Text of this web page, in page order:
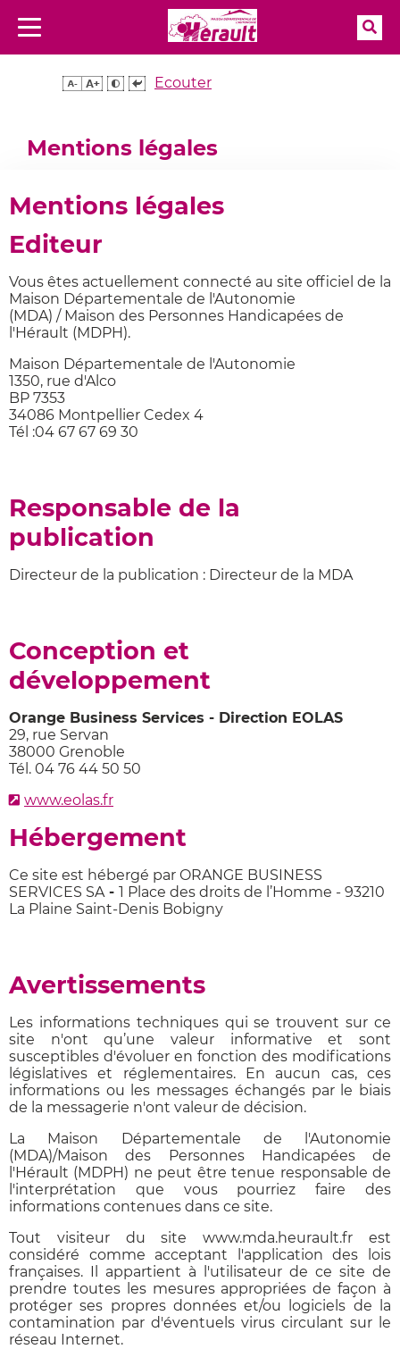
Aller à la recherche
Menu
Mentions légales
Mentions légales
Ecouter
Mentions légales
Editeur
Vous êtes actuellement connecté au site officiel de la
Maison Départementale de l'Autonomie
(MDA) / Maison des Personnes Handicapées de
l'Hérault (MDPH).
Maison Départementale de l'Autonomie
1350, rue d'Alco
BP 7353
34086 Montpellier Cedex 4
Tél :04 67 67 69 30
Responsable de la
publication
Directeur de la publication : Directeur de la MDA
Conception et
développement
Orange Business Services - Direction EOLAS
29, rue Servan
38000 Grenoble
Tél. 04 76 44 50 50
www.eolas.fr
Hébergement
Ce site est hébergé par ORANGE BUSINESS
SERVICES SA- 1 Place des droits de l’Homme - 93210
La Plaine Saint-Denis Bobigny
Avertissements
Les informations techniques qui se trouvent sur ce
site n'ont qu’une valeur informative et sont
susceptibles d'évoluer en fonction des modifications
législatives et réglementaires. En aucun cas, ces
informations ou les messages échangés par le biais
de la messagerie n'ont valeur de décision.
La Maison Départementale de l'Autonomie
(MDA)/Maison des Personnes Handicapées de
l'Hérault (MDPH) ne peut être tenue responsable de
l'interprétation que vous pourriez faire des
informations contenues dans ce site.
Tout visiteur du site www.mda.heurault.fr est
considéré comme acceptant l'application des lois
françaises. Il appartient à l'utilisateur de ce site de
prendre toutes les mesures appropriées de façon à
protéger ses propres données et/ou logiciels de la
contamination par d'éventuels virus circulant sur le
réseau Internet.